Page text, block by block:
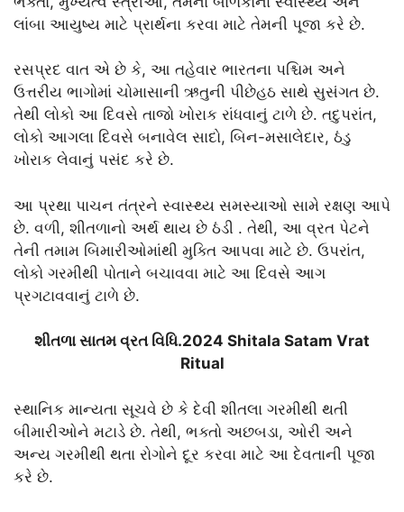
લાંબા આયુષ્ય માટે પ્રાર્થના કરવા માટે તેમની પૂજા કરે છે.
રસપ્રદ વાત એ છે કે, આ તહેવાર ભારતના પશ્ચિમ અને
ઉત્તરીય ભાગોમાં ચોમાસાની ઋતુની પીછેહઠ સાથે સુસંગત છે.
તેથી લોકો આ દિવસે તાજો ખોરાક રાંધવાનું ટાળે છે. તદુપરાંત,
લોકો આગલા દિવસે બનાવેલ સાદો, બિન-મસાલેદાર, ઠંડુ
ખોરાક લેવાનું પસંદ કરે છે.
આ પ્રથા પાચન તંત્રને સ્વાસ્થ્ય સમસ્યાઓ સામે રક્ષણ આપે
છે. વળી, શીતળાનો અર્થ થાય છે ઠંડી . તેથી, આ વ્રત પેટને
તેની તમામ બિમારીઓમાંથી મુક્તિ આપવા માટે છે. ઉપરાંત,
લોકો ગરમીથી પોતાને બચાવવા માટે આ દિવસે આગ
પ્રગટાવવાનું ટાળે છે.
શીતળા સાતમ વ્રત વિધિ.2024 Shitala Satam Vrat
Ritual
સ્થાનિક માન્યતા સૂચવે છે કે દેવી શીતલા ગરમીથી થતી
બીમારીઓને મટાડે છે. તેથી, ભક્તો અછબડા, ઓરી અને
અન્ય ગરમીથી થતા રોગોને દૂર કરવા માટે આ દેવતાની પૂજા
કરે છે.